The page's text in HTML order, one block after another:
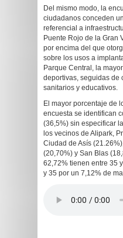
Del mismo modo, la
ciudadanos conceden
referencial a
Puente Rojo de la Gran
por encima del que
sobre los usos a
Parque Central, la
deportivas, seguidas de
sanitarios y educativos.
El mayor porcentaje de
encuesta se identifican
(36,5%) sin especificar
los vecinos de Alipark,
Ciudad de Asís
(20,70%) y San Blas
62,72% tienen entre 35
y 35 por un 7,12% de